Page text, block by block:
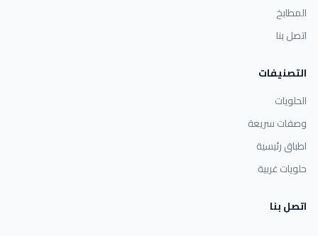
المطابخ
اتصل بنا
التصنيفات
الحلويات
وصفات سريعة
اطباق رئيسية
حلويات غربية
اتصل بنا